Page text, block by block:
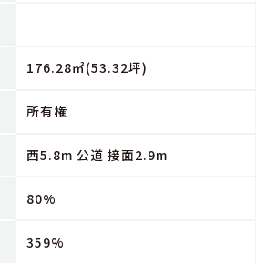
176.28㎡(53.32坪)
所有権
西5.8m 公道 接面2.9m
80%
359%